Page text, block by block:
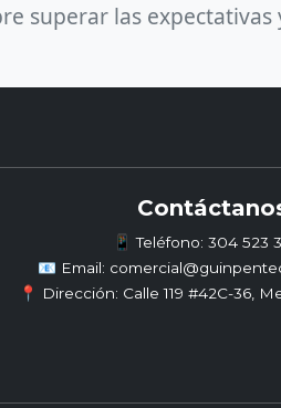
superar las
📱 Teléfono: 304 523
📧 Email:
📍 Dirección: Calle 119 #42C-36,